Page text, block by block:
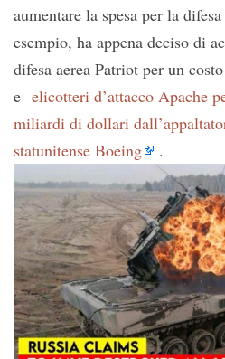
aumentare la spesa per la
esempio, ha appena deciso di
difesa aerea Patriot per un
e elicotteri d’attacco Apache
miliardi di dollari
statunitense Boeing
.